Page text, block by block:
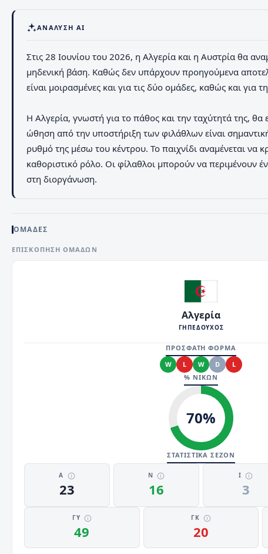
ΑΝΆΛΥΣΗ AI
Στις 28 Ιουνίου του 2026, η Αλγερία και η Αυστρία θα
μηδενική βάση. Καθώς δεν υπάρχουν προηγούμενα
είναι μοιρασμένες και για τις δύο ομάδες, καθώς και για
Η Αλγερία, γνωστή για το πάθος και την ταχύτητά της, θα
ώθηση από την υποστήριξη των φιλάθλων είναι
ρυθμό της μέσω του κέντρου. Το παιχνίδι αναμένεται να
καθοριστικό ρόλο. Οι φίλαθλοι μπορούν να περιμένουν
στη διοργάνωση.
ΟΜΑΔΕΣ
ΕΠΙΣΚΌΠΗΣΗ ΟΜΆΔΩΝ
Αλγερία
ΓΗΠΕΔΟΥΧΟΣ
ΠΡΟΣΦΑΤΗ ΦΟΡΜΑ
W
L W D
L
% ΝΙΚΩΝ
70%
ΣΤΑΤΙΣΤΙΚΑ ΣΕΖΟΝ
Α
23
Ν
16
Ι
3
ΓΥ
49
ΓΚ
20